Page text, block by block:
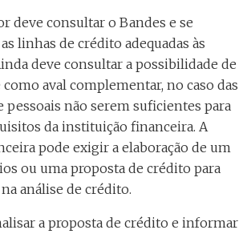
deve consultar o Bandes e se
linhas de crédito adequadas às
deve consultar a possibilidade de
aval complementar, no caso das
pessoais não serem suficientes para
da instituição financeira. A
pode exigir a elaboração de um
ou uma proposta de crédito para
análise de crédito.
a proposta de crédito e informar